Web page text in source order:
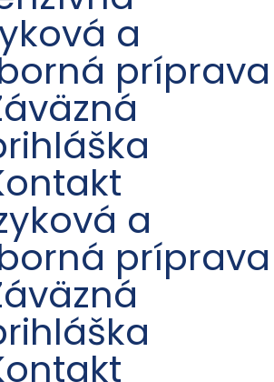
a
príprava
a
príprava